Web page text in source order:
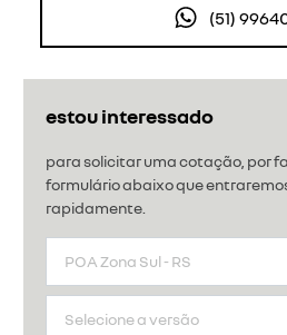
estou interessado
para solicitar uma cotação, por
formulário abaixo que
rapidamente.
(51)